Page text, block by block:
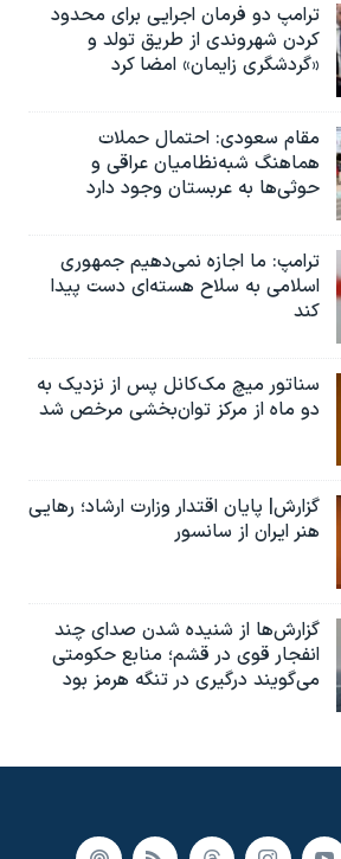
ترامپ دو فرمان اجرایی برای محدود
کردن شهروندی از طریق تولد و
«گردشگری زایمان» امضا کرد
مقام سعودی: احتمال حملات
هماهنگ شبه‌نظامیان عراقی و
حوثی‌ها به عربستان وجود دارد
ترامپ: ما اجازه نمی‌دهیم جمهوری
اسلامی به سلاح هسته‌ای دست پیدا
کند
سناتور میچ مک‌کانل پس از نزدیک به
دو ماه از مرکز توان‌بخشی مرخص شد
گزارش| پایان اقتدار وزارت ارشاد؛ رهایی
هنر ایران از سانسور
گزارش‌ها از شنیده شدن صدای چند
انفجار قوی در قشم؛ منابع حکومتی
می‌گویند درگیری در تنگه هرمز بود